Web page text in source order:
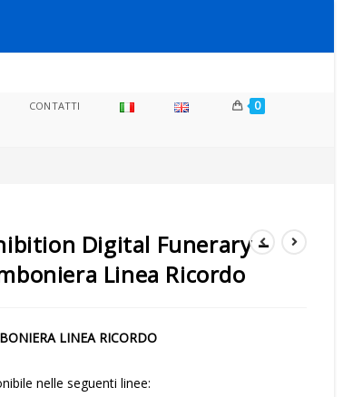
CONTATTI 0
Digital Funerary –
Linea Ricordo
LINEA RICORDO
nelle seguenti linee: